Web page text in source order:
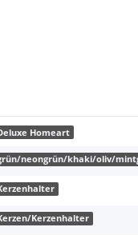
Homeart
neongrün/khaki/oliv/
Kerzenhalter